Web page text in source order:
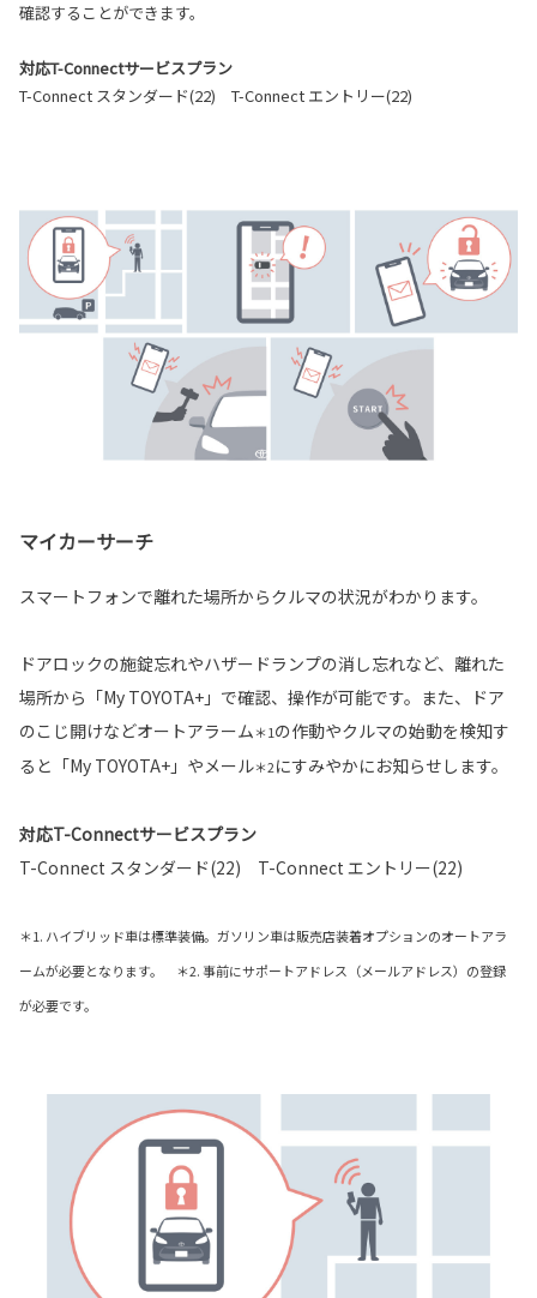
確認することができます。
対応T-Connectサービスプラン
T-Connect スタンダード(22) T-Connect エントリー(22)
マイカーサーチ
スマートフォンで離れた場所からクルマの状況がわかります。
ドアロックの施錠忘れやハザードランプの消し忘れなど、離れた
場所から「My TOYOTA+」で確認、操作が可能です。また、ドア
のこじ開けなどオートアラーム＊1の作動やクルマの始動を検知す
ると「My TOYOTA+」やメール＊2にすみやかにお知らせします。
対応T-Connectサービスプラン
T-Connect スタンダード(22) T-Connect エントリー(22)
＊1. ハイブリッド車は標準装備。ガソリン車は販売店装着オプションのオートアラ
ームが必要となります。 ＊2. 事前にサポートアドレス（メールアドレス）の登録
が必要です。